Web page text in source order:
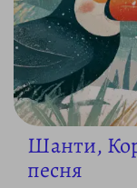
Шанти,
песня